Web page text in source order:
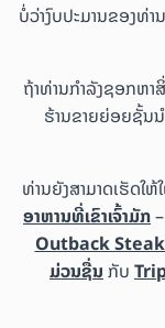
ບໍ່ວ່າງົບປະມານຂອງທ່
ຖ້າທ່ານກຳລັງຊອກຫາ
ຮ້ານຂາຍຍ່ອຍຊັ້ນນ
ທ່ານຍັງສາມາດເຮັດ
ອາຫານທີ່ເຂົາເຈົ້າມັກ
Outback
ມ່ວນຊື່ນກັບ